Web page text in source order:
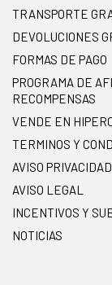
TRANSPORTE
DEVOLUCIONES
FORMAS DE PAGO
PROGRAMA DE
RECOMPENSAS
VENDE EN
TERMINOS Y
AVISO PRIVACIDAD
AVISO LEGAL
INCENTIVOS Y
NOTICIAS